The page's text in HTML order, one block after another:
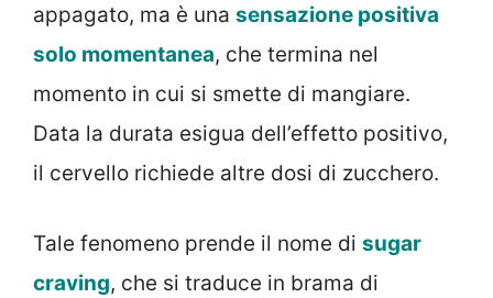
appagato, ma è una sensazione positiva
solo momentanea, che termina nel
momento in cui si smette di mangiare.
Data la durata esigua dell’effetto positivo,
il cervello richiede altre dosi di zucchero.
Tale fenomeno prende il nome di sugar
craving, che si traduce in brama di